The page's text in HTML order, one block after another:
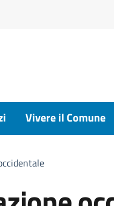
Vivere il Comune